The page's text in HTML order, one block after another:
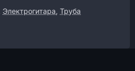
Электрогитара, Труба